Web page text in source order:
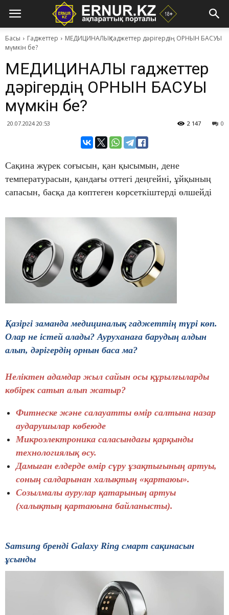
Басы Гаджеттер
​МЕДИЦИНАЛЫҚ гаджеттер дәрігердің ОРНЫН БАСУЫ
мүмкін бе?
​МЕДИЦИНАЛЫҚ гаджеттер
дәрігердің ОРНЫН БАСУЫ
мүмкін бе?
20.07.2024 20:53 0
2 147
Сақина жүрек соғысын, қан қысымын, дене
температурасын, қандағы оттегі деңгейні, ұйқының
сапасын, басқа да көптеген көрсеткіштерді өлшейді
Қазіргі заманда медициналық гаджеттің түрі көп.
Олар не істей алады? Ауруханаға барудың алдын
алып, дәрігердің орнын баса ма?
Неліктен адамдар жыл сайын осы құрылғыларды
көбірек сатып алып жатыр?
Фитнеске және салауатты өмір салтына назар
аударушылар көбеюде
Микроэлектроника саласындағы қарқынды
технологиялық өсу.
Дамыған елдерде өмір сүру ұзақтығының артуы,
соның салдарынан халықтың «қартаюы».
Созылмалы аурулар қатарының артуы
(халықтың қартаюына байланысты).
Samsung бренді Galaxy Ring смарт сақинасын
ұсынды